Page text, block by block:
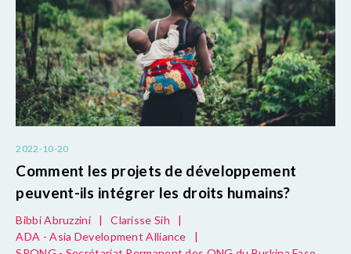
2022-10-20
Comment les projets de développement
peuvent-ils intégrer les droits humains?
Bibbi Abruzzini | Clarisse Sih
|
ADA - Asia Development Alliance
|